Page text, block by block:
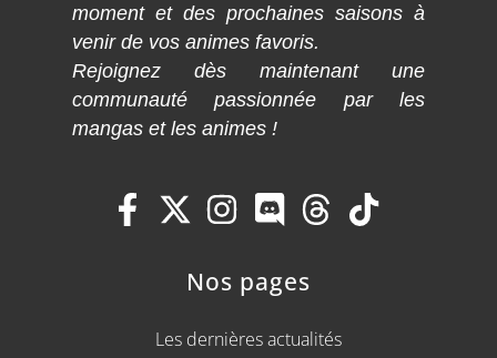
moment et des prochaines saisons à
venir de vos animes favoris.
Rejoignez dès maintenant une
communauté passionnée par les
mangas et les animes !
Nos pages
Les dernières actualités